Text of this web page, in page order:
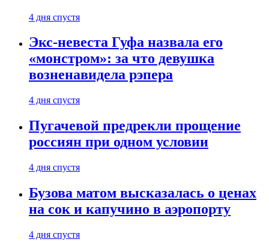
4 дня спустя
Экс-невеста Гуфа назвала его
«монстром»: за что девушка
возненавидела рэпера
4 дня спустя
Пугачевой предрекли прощение
россиян при одном условии
4 дня спустя
Бузова матом высказалась о ценах
на сок и капучино в аэропорту
4 дня спустя